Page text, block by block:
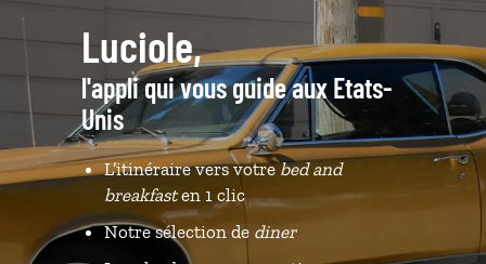
Luciole,
l'appli qui vous guide aux Etats-
Unis
L’itinéraire vers votrebed and
breakfasten 1 clic
Notre sélection de diner